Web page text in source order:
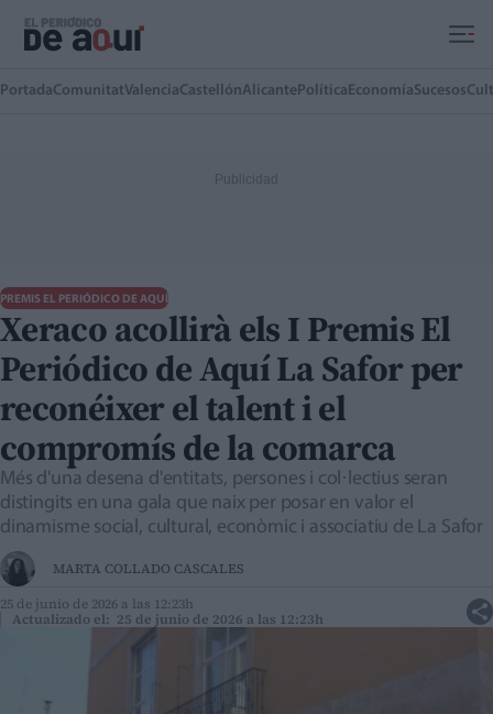
PortadaComunitatValenciaCastellónAlicante Política EconomíaSucesos
PREMIS EL PERIÓDICO DE AQUÍ
Xeraco acollirà els I Premis El
Periódico de Aquí La Safor per
reconéixer el talent i el
compromís de la comarca
Més d'una desena d'entitats, persones i col·lectius seran
distingits en una gala que naix per posar en valor el
dinamisme social, cultural, econòmic i associatiu de La Safor
MARTA COLLADO CASCALES
25 de junio de 2026 a las 12:23h
Actualizado el: 25 de junio de 2026 a las 12:23h